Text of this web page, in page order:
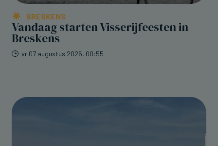
BRESKENS
Vandaag starten Visserijfeesten in
Breskens
vr 07 augustus 2026, 00:55